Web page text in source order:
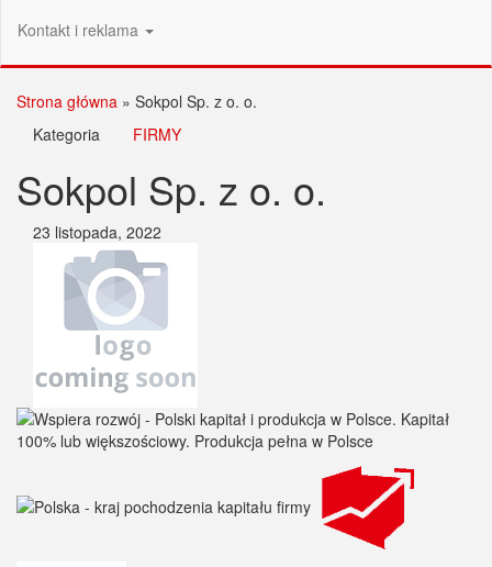
Kontakt i reklama
Strona główna » Sokpol Sp. z o. o.
Kategoria
FIRMY
Sokpol Sp. z o. o.
23 listopada, 2022